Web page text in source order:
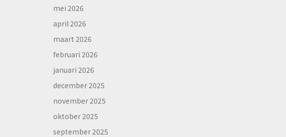
mei 2026
april 2026
maart 2026
februari 2026
januari 2026
december 2025
november 2025
oktober 2025
september 2025